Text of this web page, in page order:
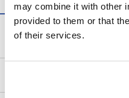
may combine it with other
provided to them or that
of their services.
計測知識